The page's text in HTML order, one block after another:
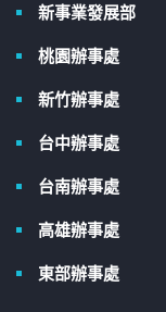
新事業發展部
桃園辦事處
新竹辦事處
台中辦事處
台南辦事處
高雄辦事處
東部辦事處